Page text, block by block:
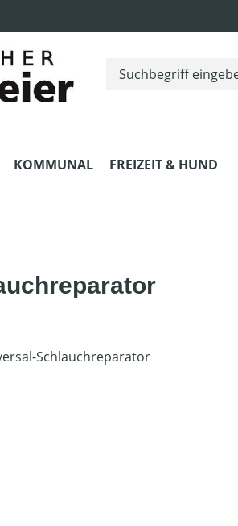
KOMMUNAL FREIZEIT & HUND